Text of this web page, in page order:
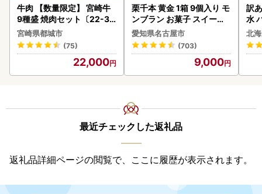
牛肉 【数量限定】 宮崎牛
9種盛 焼肉セット〔22-31
-006-600g〕都城 イチオ
シ!! 牛肉
宮崎県都城市
(75)
22,000
栗千本 黄金 1箱 9個入り モ
ンブラン お菓子 スイーツ
デザート モンブラン 人気
愛知県名古屋市
(703)
9,000
訳
水
ク
付
海
取
北
最近チェックした返礼品
返礼品詳細ページの閲覧で、ここに履歴が表示されます。